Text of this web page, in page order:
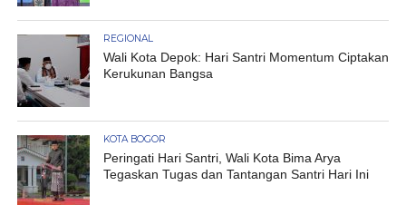
REGIONAL
Wali Kota Depok: Hari Santri Momentum Ciptakan
Kerukunan Bangsa
KOTA BOGOR
Peringati Hari Santri, Wali Kota Bima Arya
Tegaskan Tugas dan Tantangan Santri Hari Ini